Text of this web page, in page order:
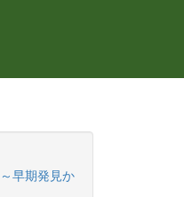
早期発見か